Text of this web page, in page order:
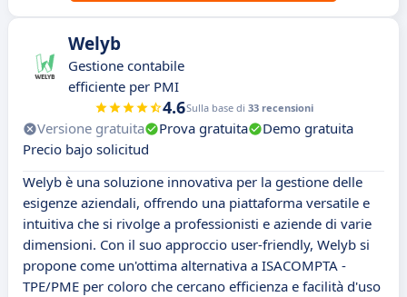
Welyb
Gestione contabile
efficiente per PMI
4.6Sulla base di 33 recensioni
Versione gratuita Prova gratuita
Demo gratuita
Precio bajo solicitud
Welyb è una soluzione innovativa per la gestione delle
esigenze aziendali, offrendo una piattaforma versatile e
intuitiva che si rivolge a professionisti e aziende di varie
dimensioni. Con il suo approccio user-friendly, Welyb si
propone come un'ottima alternativa a ISACOMPTA -
TPE/PME per coloro che cercano efficienza e facilità d'uso